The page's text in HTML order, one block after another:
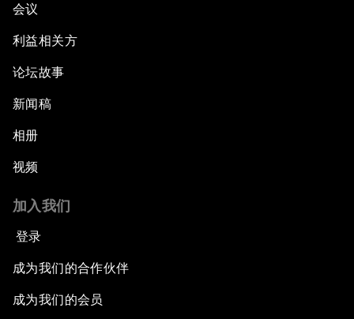
会议
利益相关方
论坛故事
新闻稿
相册
视频
加入我们
登录
成为我们的合作伙伴
成为我们的会员